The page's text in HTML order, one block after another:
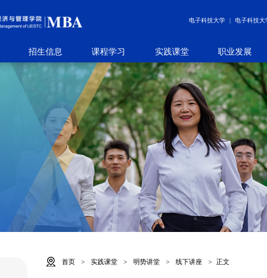
电子科技大学 电子科技大
招生信息 课程学习 实践课堂 职业发展
首页 > 实践课堂 > 明势讲堂 > 线下讲座 > 正文